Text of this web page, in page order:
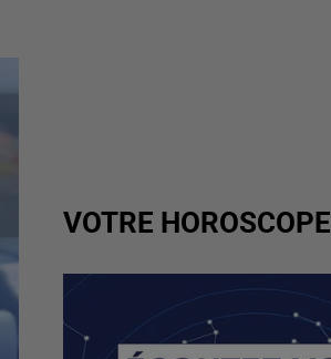
VOTRE HOROSCOPE